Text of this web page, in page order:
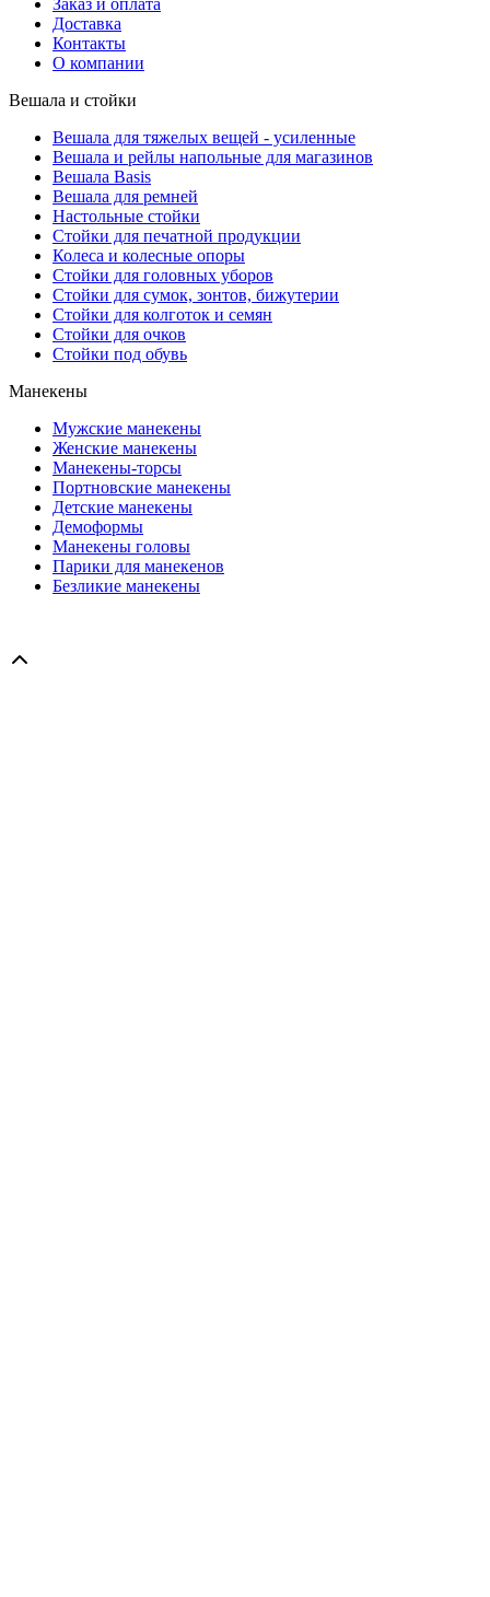
Доставка
Контакты
О компании
Вешала и стойки
Вешала для тяжелых вещей - усиленные
Вешала и рейлы напольные для магазинов
Вешала Basis
Вешала для ремней
Настольные стойки
Стойки для печатной продукции
Колеса и колесные опоры
Стойки для головных уборов
Стойки для сумок, зонтов, бижутерии
Стойки для колготок и семян
Стойки для очков
Стойки под обувь
Манекены
Мужские манекены
Женские манекены
Манекены-торсы
Портновские манекены
Детские манекены
Демоформы
Манекены головы
Парики для манекенов
Безликие манекены